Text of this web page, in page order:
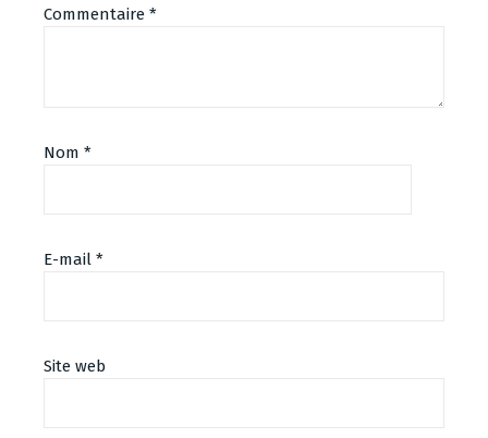
Commentaire *
Nom *
E-mail *
Site web